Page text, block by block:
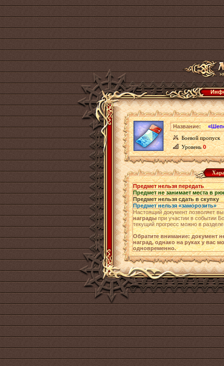
Название:
Боевой пропуск
Уровень0
Предмет нельзя передать
Предмет не занимает места в
Предмет нельзя сдать в скупку
Предмет нельзя «заморозить»
Настоящий документ позволяет
наградыпри участии в событии
текущий прогресс можно в
Обратите внимание: документ
наград, однако на руках у вас
одновременно.